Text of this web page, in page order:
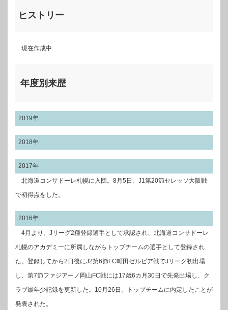
ヒストリー
現在作成中
年度別来歴
2019年
2018年
2017年
北海道コンサドーレ札幌に入団。8月5日、J1第20節セレッソ大阪戦
で初得点をした。
2016年
4月より、Jリーグ2種登録選手として承認され、北海道コンサドーレ
札幌のアカデミーに所属しながらトップチームの選手として登録され
た。登録してから2日後にJ2第6節FC町田ゼルビア戦でJリーグ初出場
し、第7節ファジアーノ岡山FC戦には17歳6カ月30日で先発出場し、ク
ラブ最年少記録を更新した。10月26日、トップチームに内定したことが
発表された。